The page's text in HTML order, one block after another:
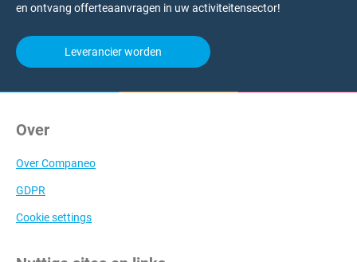
en ontvang offerteaanvragen in uw activiteitensector!
Leverancier worden
Over
Over Companeo
GDPR
Cookie settings